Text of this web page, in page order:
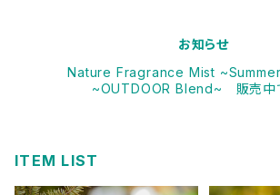
お知らせ
Nature Fragrance Mist ~Summer
~OUTDOOR Blend~ 販売中で
ITEM LIST